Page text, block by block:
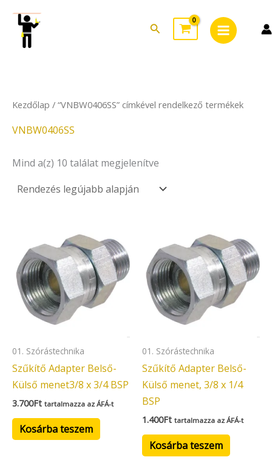
content
Search
Menu
Kezdőlap / “VNBW0406SS” címkével rendelkező termékek
VNBW0406SS
Mind a(z) 10 találat megjelenítve
latest
01. Szórástechnika
Szűkítő Adapter Belső-
Külső menet3/8 x 3/4 BSP
3.700Ft tartalmazza az ÁFÁ-t
Kosárba teszem
01. Szórástechnika
Szűkítő Adapter Belső-
Külső menet, 3/8 x 1/4
BSP
1.400Ft tartalmazza az ÁFÁ-t
Kosárba teszem